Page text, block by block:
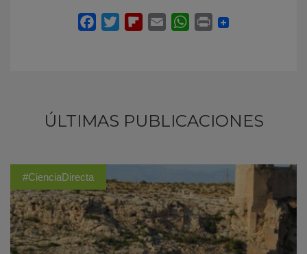
ÚLTIMAS PUBLICACIONES
#CienciaDirecta